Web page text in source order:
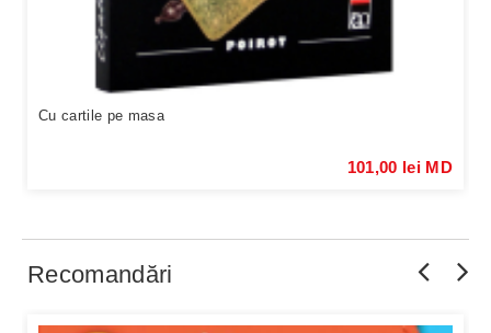
Cu cartile pe masa
101,00 lei MD
Recomandări